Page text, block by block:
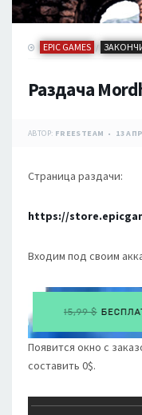
EPIC GAMES /
Раздача
АВТОР: FREESTEAM 13
Страница раздачи:
https://
Входим под своим
Появится окно с
составить 0$.